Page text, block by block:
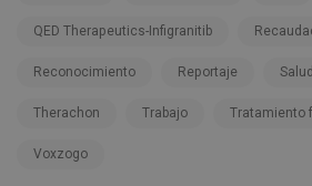
QED Therapeutics-Infigranitib
Reconocimiento Reportaje Salud
Therachon Trabajo Tratamiento
Voxzogo